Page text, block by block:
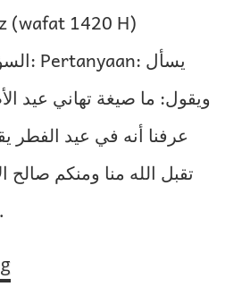
(wafat 1420 H)
ويقول: ما صيغة تهاني عيد
عرفنا أنه في عيد الفطر
تقبل الله منا ومنكم صالح